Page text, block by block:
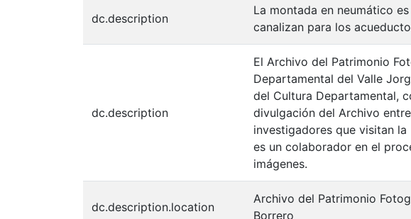
dc.description
La montada en neumático
canalizan para los
dc.description
El Archivo del Patrimonio
Departamental del Valle
del Cultura Departamental,
divulgación del Archivo
investigadores que visitan
es un colaborador en el
imágenes.
dc.description.location
Archivo del Patrimonio
Borrero